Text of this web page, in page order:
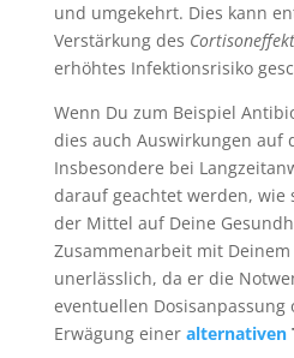
und umgekehrt. Dies kann
Verstärkung des
erhöhtes Infektionsrisiko
Wenn Du zum Beispiel
dies auch Auswirkungen auf
Insbesondere bei
darauf geachtet werden, wie
der Mittel auf Deine
Zusammenarbeit mit
unerlässlich, da er die
eventuellen Dosisanpassung
Erwägung einer alternativen